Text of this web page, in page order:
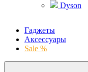
Dyson
Гаджеты
Аксессуары
Sale %